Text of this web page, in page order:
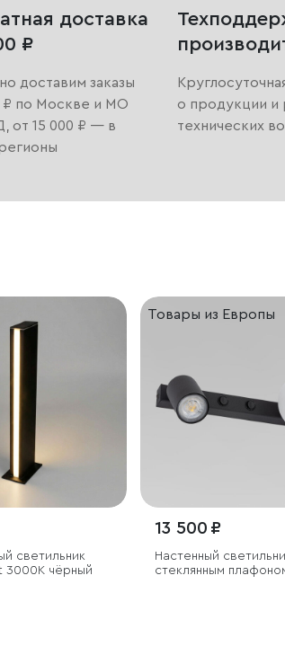
доставка
₽
доставим заказы
₽ по Москве и МО
от 15 000 ₽ — в
о продукции и
технических
светильник
3000K чёрный
Товары из Европы
13 500 ₽
Настенный
стеклянным